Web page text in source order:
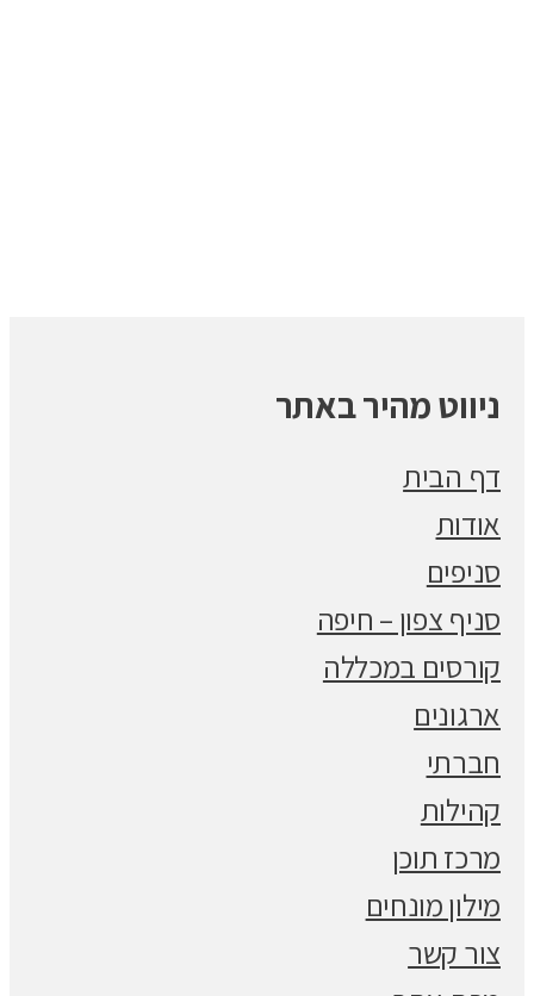
ניווט מהיר באתר
דף הבית
אודות
סניפים
סניף צפון – חיפה
קורסים במכללה
ארגונים
חברתי
קהילות
מרכז תוכן
מילון מונחים
צור קשר